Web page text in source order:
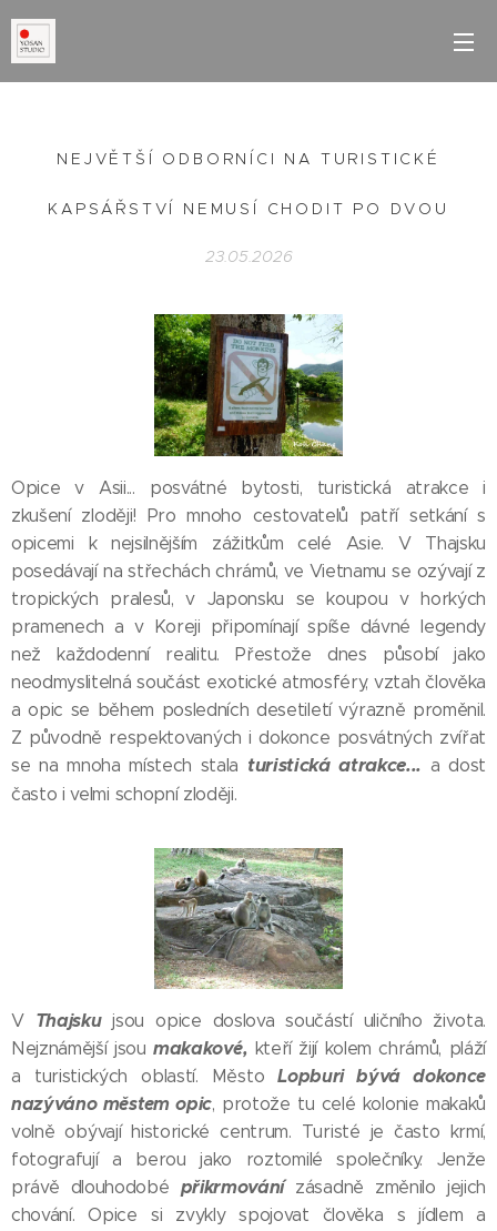
NEJVĚTŠÍ ODBORNÍCI NA TURISTICKÉ
KAPSÁŘSTVÍ NEMUSÍ CHODIT PO DVOU
23.05.2026
Opice v Asii... posvátné bytosti, turistická atrakce i
zkušení zloději! Pro mnoho cestovatelů patří setkání s
opicemi k nejsilnějším zážitkům celé Asie. V Thajsku
posedávají na střechách chrámů, ve Vietnamu se ozývají z
tropických pralesů, v Japonsku se koupou v horkých
pramenech a v Koreji připomínají spíše dávné legendy
než každodenní realitu. Přestože dnes působí jako
neodmyslitelná součást exotické atmosféry, vztah člověka
a opic se během posledních desetiletí výrazně proměnil.
Z původně respektovaných i dokonce posvátných zvířat
se na mnoha místech stala turistická atrakce... a dost
často i velmi schopní zloději.
V Thajskujsou opice doslova součástí uličního života.
Nejznámější jsoumakakové, kteří žijí kolem chrámů, pláží
a turistických oblastí. MěstoLopburi bývá dokonce
nazýváno městem opic, protože tu celé kolonie makaků
volně obývají historické centrum. Turisté je často krmí,
fotografují a berou jako roztomilé společníky. Jenže
právě dlouhodobé přikrmovánízásadně změnilo jejich
chování. Opice si zvykly spojovat člověka s jídlem a